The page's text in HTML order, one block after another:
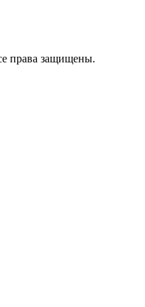
права защищены.